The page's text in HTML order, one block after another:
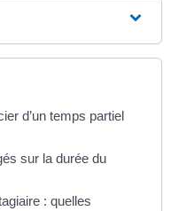
d’un temps partiel
sur la durée du
: quelles